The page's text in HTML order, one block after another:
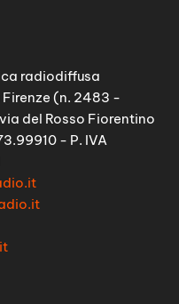
radiodiffusa
(n. 2483 -
del Rosso Fiorentino
- P. IVA